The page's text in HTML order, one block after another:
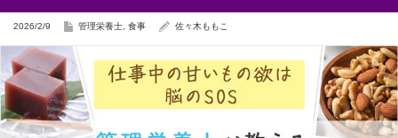
2026/2/9 管理栄養士 食事 佐々木ももこ